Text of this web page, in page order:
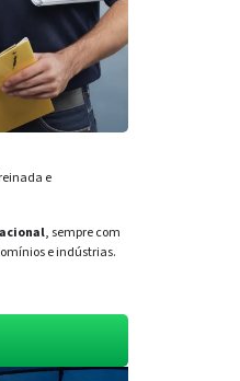
e
, sempre com
e indústrias.